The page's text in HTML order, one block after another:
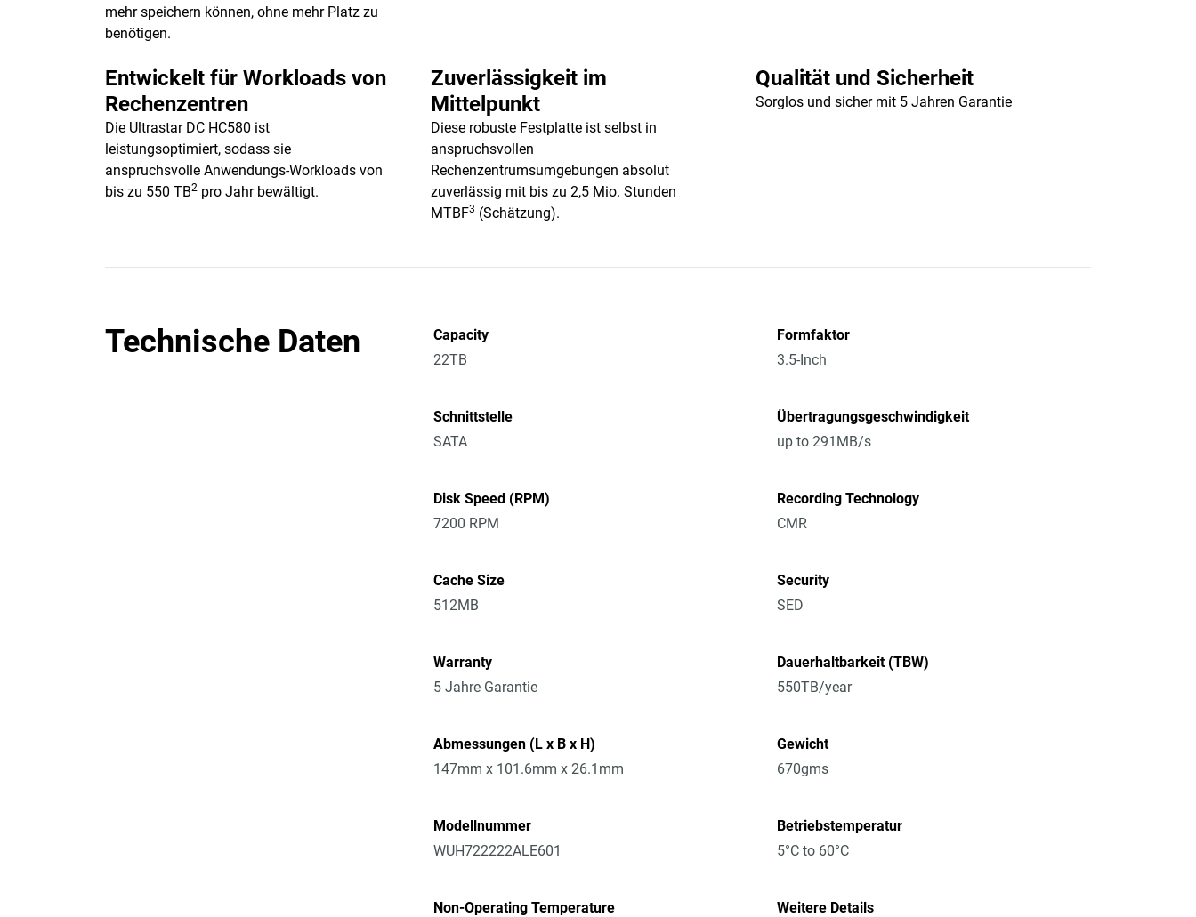
mehr speichern können, ohne mehr Platz zu
benötigen.
Entwickelt für Workloads von
Rechenzentren
Die Ultrastar DC HC580 ist
leistungsoptimiert, sodass sie
anspruchsvolle Anwendungs-Workloads von
bis zu 550 TB2 pro Jahr bewältigt.
Zuverlässigkeit im
Mittelpunkt
Diese robuste Festplatte ist selbst in
anspruchsvollen
Rechenzentrumsumgebungen absolut
zuverlässig mit bis zu 2,5 Mio. Stunden
MTBF3 (Schätzung).
Qualität und Sicherheit
Sorglos und sicher mit 5 Jahren Garantie
Technische Daten
Capacity
22TB
Formfaktor
3.5-Inch
Schnittstelle
SATA
Übertragungsgeschwindigkeit
up to 291MB/s
Disk Speed (RPM)
7200 RPM
Recording Technology
CMR
Cache Size
512MB
Security
SED
Warranty
5 Jahre Garantie
Dauerhaltbarkeit (TBW)
550TB/year
Abmessungen (L x B x H)
147mm x 101.6mm x 26.1mm
Gewicht
670gms
Modellnummer
WUH722222ALE601
Betriebstemperatur
5°C to 60°C
Non-Operating Temperature
Weitere Details